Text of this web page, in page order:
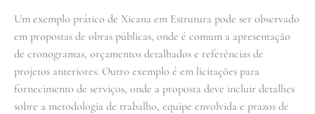
Um exemplo prático de Xicana em Estrutura pode ser observado
em propostas de obras públicas, onde é comum a apresentação
de cronogramas, orçamentos detalhados e referências de
projetos anteriores. Outro exemplo é em licitações para
fornecimento de serviços, onde a proposta deve incluir detalhes
sobre a metodologia de trabalho, equipe envolvida e prazos de